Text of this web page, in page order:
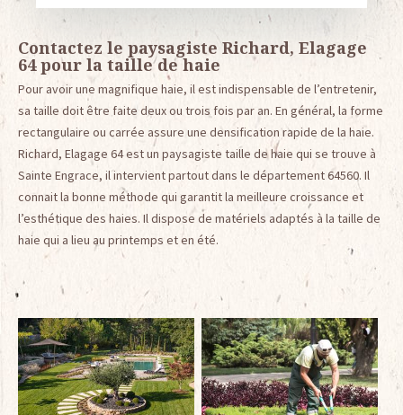
Contactez le paysagiste Richard, Elagage
64 pour la taille de haie
Pour avoir une magnifique haie, il est indispensable de l’entretenir,
sa taille doit être faite deux ou trois fois par an. En général, la forme
rectangulaire ou carrée assure une densification rapide de la haie.
Richard, Elagage 64 est un paysagiste taille de haie qui se trouve à
Sainte Engrace, il intervient partout dans le département 64560. Il
connait la bonne méthode qui garantit la meilleure croissance et
l’esthétique des haies. Il dispose de matériels adaptés à la taille de
haie qui a lieu au printemps et en été.